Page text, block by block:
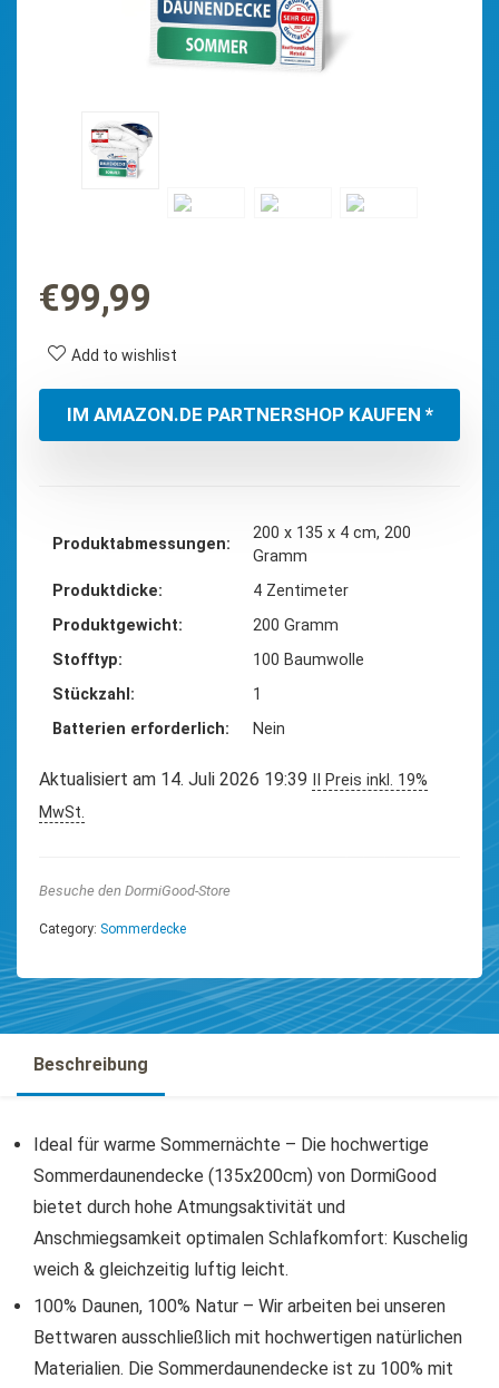
€99,99
Add to wishlist
IM AMAZON.DE PARTNERSHOP KAUFEN *
Produktabmessungen
‎200 x 135 x 4 cm, 200
Gramm
Produktdicke
‎4 Zentimeter
Produktgewicht
‎200 Gramm
Stofftyp
‎100 Baumwolle
Stückzahl
‎1
Batterien erforderlich
‎Nein
Aktualisiert am 14. Juli 2026 19:39 II Preis inkl. 19%
MwSt.
Besuche den DormiGood-Store
Category: Sommerdecke
Beschreibung
Ideal für warme Sommernächte – Die hochwertige
Sommerdaunendecke (135x200cm) von DormiGood
bietet durch hohe Atmungsaktivität und
Anschmiegsamkeit optimalen Schlafkomfort: Kuschelig
weich & gleichzeitig luftig leicht.
100% Daunen, 100% Natur – Wir arbeiten bei unseren
Bettwaren ausschließlich mit hochwertigen natürlichen
Materialien. Die Sommerdaunendecke ist zu 100% mit